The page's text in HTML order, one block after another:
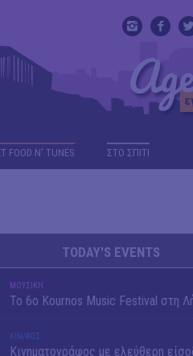
FOOD N' TUNES ΣΤΟ ΣΠΙΤΙ
TODAY'S EVENTS
ΜΟΥΣΙΚΗ
Το 6ο Kournos Music Festival στη
ΚΙΝ/ΦΟΣ
Κινηματογράφος με ελεύθερη